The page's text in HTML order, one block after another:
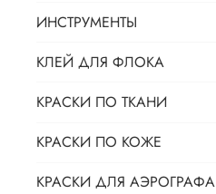
ИНСТРУМЕНТЫ
КЛЕЙ ДЛЯ ФЛОКА
КРАСКИ ПО ТКАНИ
КРАСКИ ПО КОЖЕ
КРАСКИ ДЛЯ АЭРОГРАФА